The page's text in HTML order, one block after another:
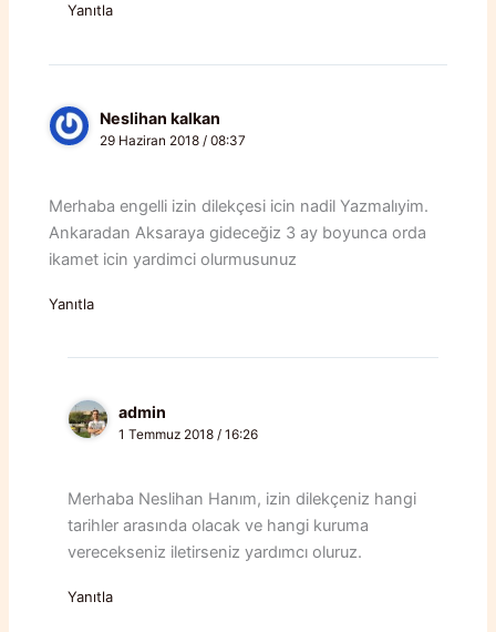
Yanıtla
Neslihan kalkan
29 Haziran 2018 / 08:37
Merhaba engelli izin dilekçesi icin nadil Yazmalıyim.
Ankaradan Aksaraya gideceğiz 3 ay boyunca orda
ikamet icin yardimci olurmusunuz
Yanıtla
admin
1 Temmuz 2018 / 16:26
Merhaba Neslihan Hanım, izin dilekçeniz hangi
tarihler arasında olacak ve hangi kuruma
verecekseniz iletirseniz yardımcı oluruz.
Yanıtla